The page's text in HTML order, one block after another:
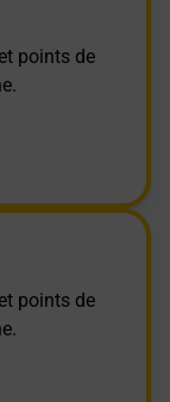
points de
points de